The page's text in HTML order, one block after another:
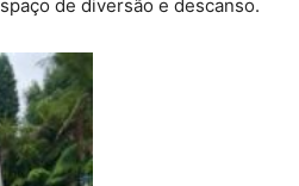
de diversão e descanso.